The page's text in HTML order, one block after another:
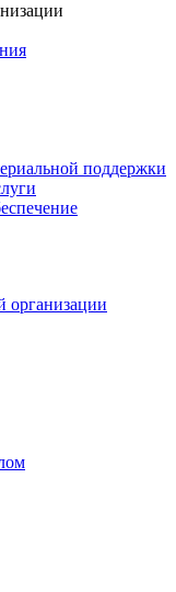
поддержки
организации